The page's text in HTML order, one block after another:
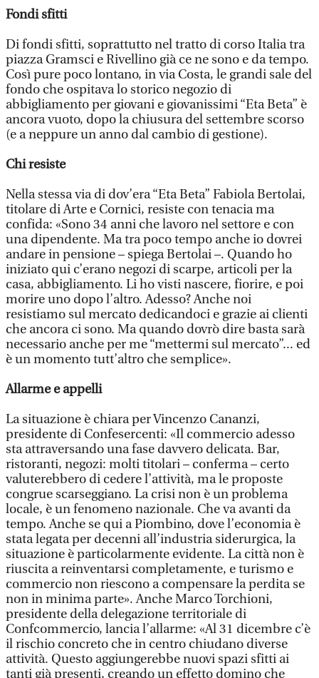
Fondi sfitti
Di fondi sfitti, soprattutto nel tratto di corso Italia tra
piazza Gramsci e Rivellino già ce ne sono e da tempo.
Così pure poco lontano, in via Costa, le grandi sale del
fondo che ospitava lo storico negozio di
abbigliamento per giovani e giovanissimi “Eta Beta” è
ancora vuoto, dopo la chiusura del settembre scorso
(e a neppure un anno dal cambio di gestione).
Chi resiste
Nella stessa via di dov’era “Eta Beta” Fabiola Bertolai,
titolare di Arte e Cornici, resiste con tenacia ma
confida: «Sono 34 anni che lavoro nel settore e con
una dipendente. Ma tra poco tempo anche io dovrei
andare in pensione – spiega Bertolai –. Quando ho
iniziato qui c’erano negozi di scarpe, articoli per la
casa, abbigliamento. Li ho visti nascere, fiorire, e poi
morire uno dopo l’altro. Adesso? Anche noi
resistiamo sul mercato dedicandoci e grazie ai clienti
che ancora ci sono. Ma quando dovrò dire basta sarà
necessario anche per me “mettermi sul mercato”... ed
è un momento tutt’altro che semplice».
Allarme e appelli
La situazione è chiara per Vincenzo Cananzi,
presidente di Confesercenti: «Il commercio adesso
sta attraversando una fase davvero delicata. Bar,
ristoranti, negozi: molti titolari – conferma – certo
valuterebbero di cedere l’attività, ma le proposte
congrue scarseggiano. La crisi non è un problema
locale, è un fenomeno nazionale. Che va avanti da
tempo. Anche se qui a Piombino, dove l’economia è
stata legata per decenni all’industria siderurgica, la
situazione è particolarmente evidente. La città non è
riuscita a reinventarsi completamente, e turismo e
commercio non riescono a compensare la perdita se
non in minima parte». Anche Marco Torchioni,
presidente della delegazione territoriale di
Confcommercio, lancia l’allarme: «Al 31 dicembre c’è
il rischio concreto che in centro chiudano diverse
attività. Questo aggiungerebbe nuovi spazi sfitti ai
tanti già presenti, creando un effetto domino che